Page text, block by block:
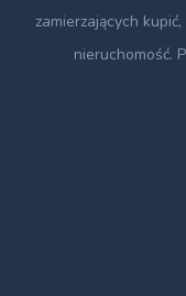
zamierzających
nieruchomość.